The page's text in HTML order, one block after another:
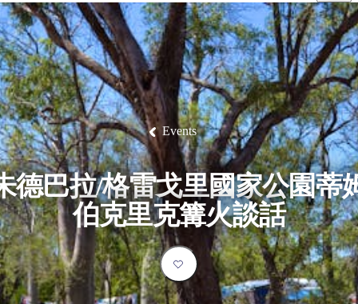
主
目
錄
必
訪
景
點
最
受
歡
迎
目
的
地
達
爾
文
愛
麗
斯
泉
烏
魯
魯
卡
卡
杜
國
家
公
園
李
治
菲
特
國
家
公
園
瓦
塔
卡
國
家
公
園
提
維
群
島
東
阿
納
姆
地
馬
塔
蘭
卡
溫
泉
池
尼
特
米
魯
克
國
家
公
園
卡
魯
卡
魯
/
魔
鬼
大
理
石
保
護
區
馬
古
克
瀑
布
茨
奧
里
查
/
西
麥
克
唐
納
國
家
公
園
體
驗
旅
客
類
住
民
文
化
體
驗
美
食
攻
略
節
慶
與
活
動
戶
外
和
探
險
自
然
和
野
生
動
植
物
歷
史
與
文
物
釣
魚
豪
華
旅
游
露
營
和
豪
華
野
營
自
駕
遊
規
劃
和
預
訂
住
宿
導
覽
團
租
車
和
交
通
工
具
Events
德巴拉/格雷戈里國家公園蒂
伯克里克篝火談話